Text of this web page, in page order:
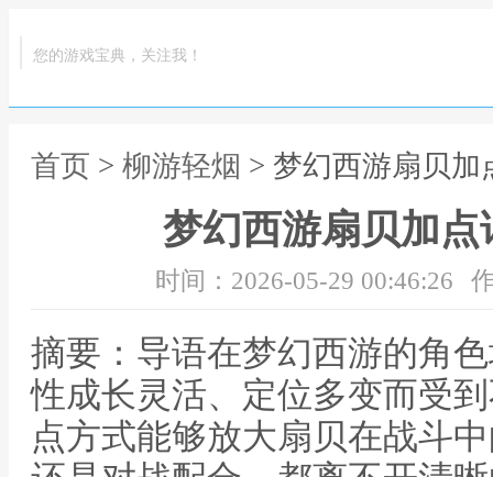
您的游戏宝典，关注我！
首页 > 柳游轻烟 > 梦幻西游扇贝
梦幻西游扇贝加
时间：2026-05-29 00:46:26
摘要：导语在梦幻西游的角
性成长灵活、定位多变而受
点方式能够放大扇贝在战斗